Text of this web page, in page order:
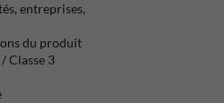
entreprises,
du produit
Classe 3